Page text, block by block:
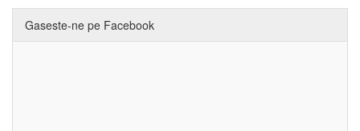
Gaseste-ne pe Facebook